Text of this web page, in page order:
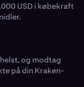
USD i købekraft
og modtag
på din Kraken-